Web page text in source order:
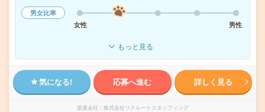
男女比率
女性
男性
もっと見る
気になる! 応募へ進む 詳しく見る
派遣会社 株式会社リクルートスタッフィング